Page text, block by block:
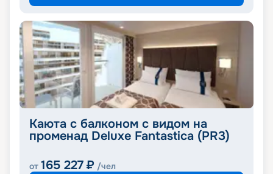
Каюта с балконом с видом на
променад Deluxe Fantastica (PR3)
от 165 227 ₽ /чел